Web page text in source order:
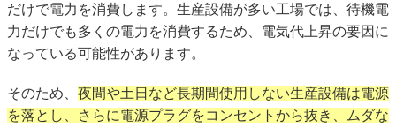
だけで電力を消費します。生産設備が多い工場では、待機電
力だけでも多くの電力を消費するため、電気代上昇の要因に
なっている可能性があります。
そのため、 夜間や土日など長期間使用しない生産設備は電源
を落とし、さらに電源プラグをコンセントから抜き、ムダな